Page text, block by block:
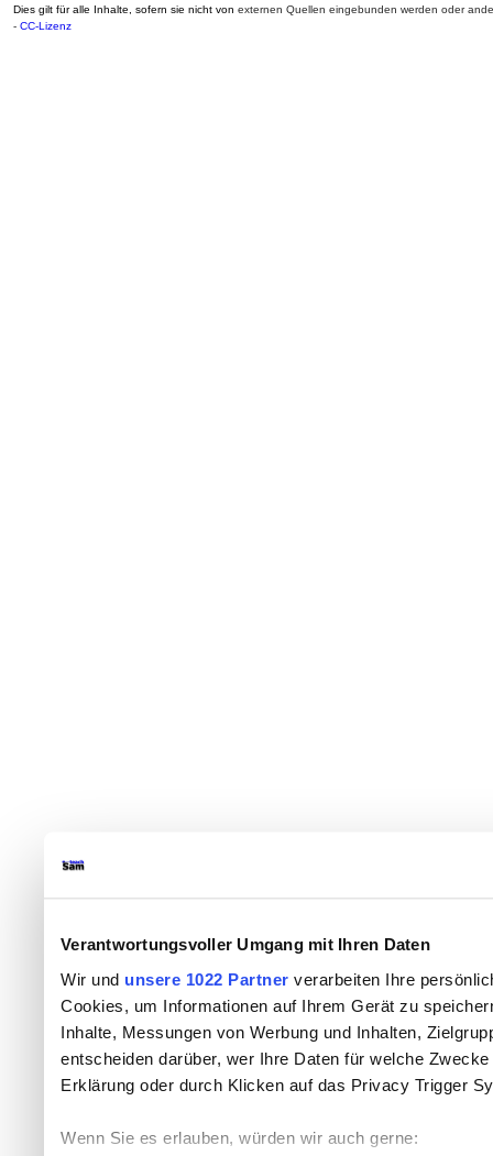
Verantwortungsvoller Umgang mit Ihren Daten
Wir und unsere 1022 Partner verarbeiten Ihre
Cookies, um Informationen auf Ihrem Gerät zu
Inhalte, Messungen von Werbung und Inhalten,
entscheiden darüber, wer Ihre Daten für welche
Erklärung oder durch Klicken auf das Privacy Trigger
Wenn Sie es erlauben, würden wir auch gerne:
Dies gilt für alle Inhalte, sofern sie nicht von externen Quellen eingebunden werden oder
- CC-Lizenz